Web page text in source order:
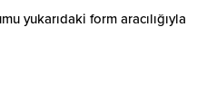
yukarıdaki form aracılığıyla